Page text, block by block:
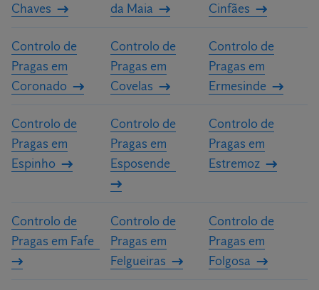
Chaves
da Maia
Cinfães
Controlo de
Pragas em
Coronado
Controlo de
Pragas em
Covelas
Controlo de
Pragas em
Ermesinde
Controlo de
Pragas em
Espinho
Controlo de
Pragas em
Esposende
Controlo de
Pragas em
Estremoz
Controlo de
Pragas em Fafe
Controlo de
Pragas em
Felgueiras
Controlo de
Pragas em
Folgosa